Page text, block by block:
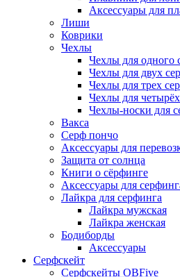
Аксессуары для
Лиши
Коврики
Чехлы
Чехлы для одного
Чехлы для двух
Чехлы для трех
Чехлы для
Чехлы-носки для
Вакса
Серф пончо
Аксессуары для
Защита от солнца
Книги о сёрфинге
Аксессуары для
Лайкра для серфинга
Лайкра мужская
Лайкра женская
Бодиборды
Аксессуары
Серфскейт
Серфскейты OBFive